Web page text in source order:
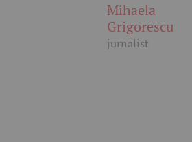
Mihaela
Grigorescu
jurnalist